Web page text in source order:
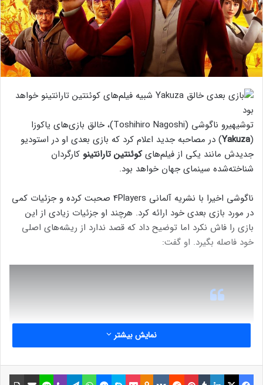
توشیهیرو ناگوشی (Toshihiro Nagoshi)، خالق بازی‌های یاکوزا
(
Yakuza) در مصاحبه جدید اعلام کرد که بازی بعدی او در استودیو
جدیدش مانند یکی از فیلم‌هایکوئنتین تارانتینو کارگردان
شناخته‌شده سینمای جهان خواهد بود.
ناگوشی اخیرا با نشریه آلمانی 4Players صحبت کرده و جزئیات کمی
در مورد بازی بعدی خود ارائه کرد. هرچند او جزئیات زیادی از این
بازی را فاش نکرد اما توضیح داد که قصد ندارد از ریشه‌های اصلی
خود فاصله بگیرد. او گفت:
البته هنوز نمی‌توانم چیز زیادی درباره بازی
فاش کنم، اما می‌توانم درباره چارچوب کلی
آن صحبت کنم: بازی قطعا به عنوان یکی از
نمایش بیشتر
فیسبوک ایکس لینکداین تامبلر پینتریست Reddit
VKontakte
Odnoklassniki پاکت اسکایپ مسنجر واتس آپ تلگرام وایبر لاین اشتراک گذاری با ایمیل